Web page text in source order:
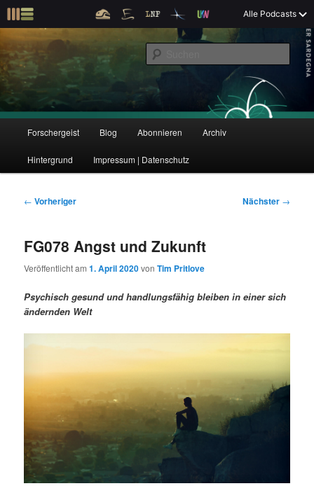
m
p
r
i
ä
Alle Podcasts
Forschergeist
Der Interview-Podcast zu Bildung und Forschung
u
e
p
Z
u
r
m
ä
r
n
I
Z
u
e
u
n
d
r
e
Forschergeist Blog Abonnieren Archiv
Hintergrund Impressum | Datenschutz
B
t
a
s
n
a
v
g
a
t
i
o
n
← Vorheriger Nächster →
FG078 Angst und Zukunft
Veröffentlicht am1. April 2020vonTim Pritlove
Psychisch gesund und handlungsfähig bleiben in einer sich
ändernden Welt